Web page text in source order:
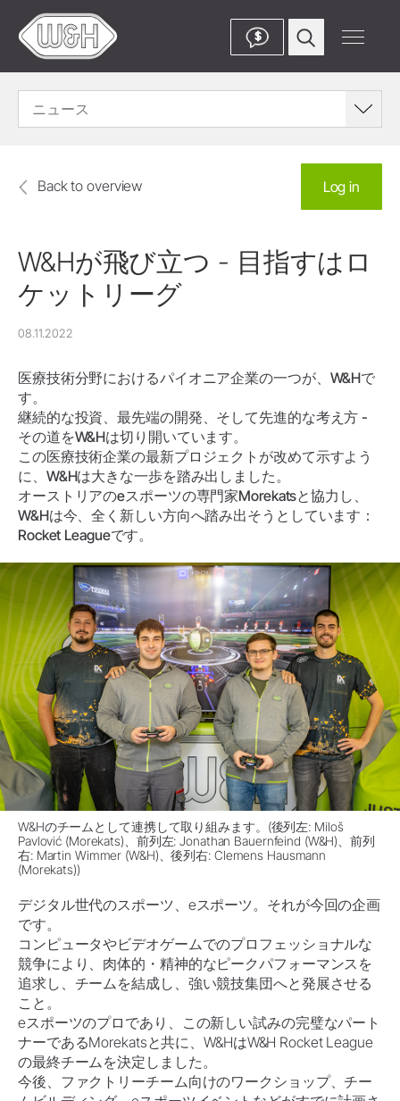
$
ニュース
Back to overview Log in
W&Hが飛び立つ - 目指すはロ
ケットリーグ
08.11.2022
医療技術分野におけるパイオニア企業の一つが、W&Hで
す。
継続的な投資、最先端の開発、そして先進的な考え方 -
その道をW&Hは切り開いています。
この医療技術企業の最新プロジェクトが改めて示すよう
に、W&Hは大きな一歩を踏み出しました。
オーストリアのeスポーツの専門家Morekatsと協力し、
W&Hは今、全く新しい方向へ踏み出そうとしています：
Rocket Leagueです。
W&Hのチームとして連携して取り組みます。(後列左: Miloš
Pavlović (Morekats)、前列左: Jonathan Bauernfeind (W&H)、前列
右: Martin Wimmer (W&H)、後列右: Clemens Hausmann
(Morekats))
デジタル世代のスポーツ、eスポーツ。それが今回の企画
です。
コンピュータやビデオゲームでのプロフェッショナルな
競争により、肉体的・精神的なピークパフォーマンスを
追求し、チームを結成し、強い競技集団へと発展させる
こと。
eスポーツのプロであり、この新しい試みの完璧なパート
ナーであるMorekatsと共に、W&HはW&H Rocket League
の最終チームを決定しました。
今後、ファクトリーチーム向けのワークショップ、チー